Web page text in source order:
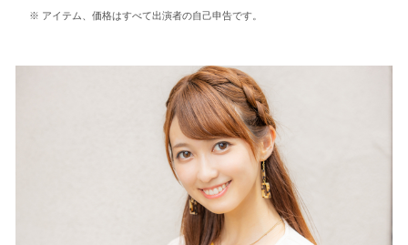
アイテム、価格はすべて出演者の自己申告です。